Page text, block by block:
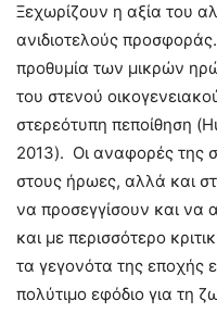
Ξεχωρίζουν η αξία του
ανιδιοτελούς
προθυμία των μικρών
του στενού
στερεότυπη πεποίθηση
2013). Οι αναφορές της
στους ήρωες, αλλά και
να προσεγγίσουν και να
και με περισσότερο
τα γεγονότα της εποχής
πολύτιμο εφόδιο για τη